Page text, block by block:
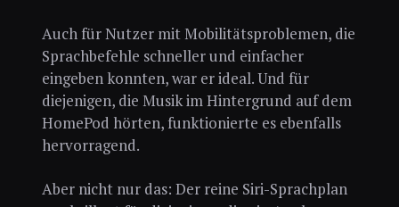
Auch für Nutzer mit Mobilitätsproblemen, die
Sprachbefehle schneller und einfacher
eingeben konnten, war er ideal. Und für
diejenigen, die Musik im Hintergrund auf dem
HomePod hörten, funktionierte es ebenfalls
hervorragend.
Aber nicht nur das: Der reine Siri-Sprachplan